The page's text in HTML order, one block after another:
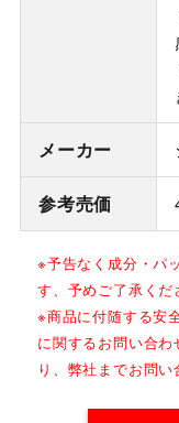
メーカー
参考売価
※予告なく成分・パ
す、予めご了承くだ
※商品に付随する安
に関するお問い合
り、弊社までお問い